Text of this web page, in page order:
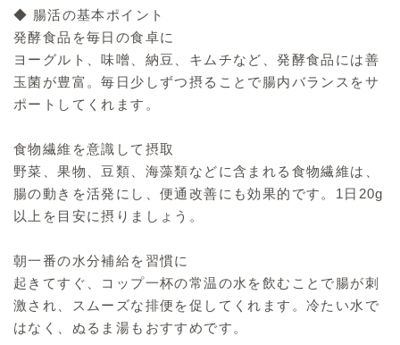
◆ 腸活の基本ポイント
発酵食品を毎日の食卓に
ヨーグルト、味噌、納豆、キムチなど、発酵食品には善
玉菌が豊富。毎日少しずつ摂ることで腸内バランスをサ
ポートしてくれます。
食物繊維を意識して摂取
野菜、果物、豆類、海藻類などに含まれる食物繊維は、
腸の動きを活発にし、便通改善にも効果的です。1日20g
以上を目安に摂りましょう。
朝一番の水分補給を習慣に
起きてすぐ、コップ一杯の常温の水を飲むことで腸が刺
激され、スムーズな排便を促してくれます。冷たい水で
はなく、ぬるま湯もおすすめです。